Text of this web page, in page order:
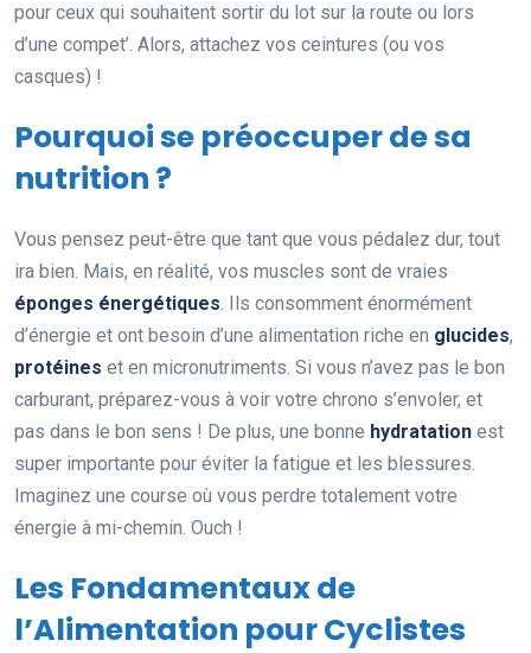
pour ceux qui souhaitent sortir du lot sur la route ou lors
d’une compet’. Alors, attachez vos ceintures (ou vos
casques) !
Pourquoi se préoccuper de sa
nutrition ?
Vous pensez peut-être que tant que vous pédalez dur, tout
ira bien. Mais, en réalité, vos muscles sont de vraies
éponges énergétiques. Ils consomment énormément
d’énergie et ont besoin d’une alimentation riche en glucides,
protéines et en micronutriments. Si vous n’avez pas le bon
carburant, préparez-vous à voir votre chrono s’envoler, et
pas dans le bon sens ! De plus, une bonne hydratation est
super importante pour éviter la fatigue et les blessures.
Imaginez une course où vous perdre totalement votre
énergie à mi-chemin. Ouch !
Les Fondamentaux de
l’Alimentation pour Cyclistes